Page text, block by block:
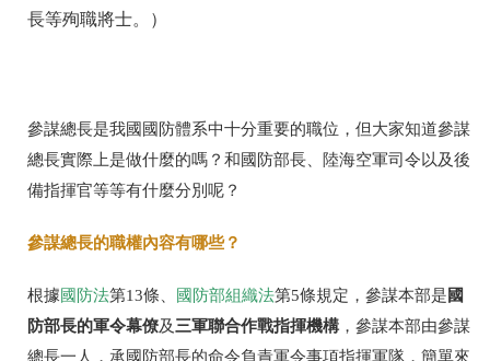
長等殉職將士。）
參謀總長是我國國防體系中十分重要的職位，但大家知道參謀
總長實際上是做什麼的嗎？和國防部長、陸海空軍司令以及後
備指揮官等等有什麼分別呢？
參謀總長的職權內容有哪些？
根據國防法第13條、 國防部組織法第5條規定，參謀本部是國
防部長的軍令幕僚及 三軍聯合作戰指揮機構 ，參謀本部由參謀
總長一人，承國防部長的命令負責軍令事項指揮軍隊，簡單來